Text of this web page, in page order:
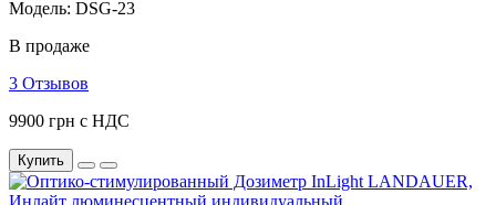
Модель: DSG-23
В продаже
3 Отзывов
9900 грн с НДС
Купить